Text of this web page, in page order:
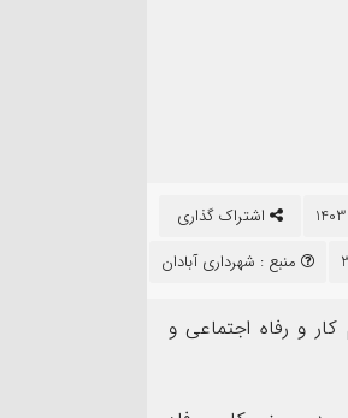
اشتراک گذاری
منبع : شهرداری آبادان
و رفاه اجتماعی و